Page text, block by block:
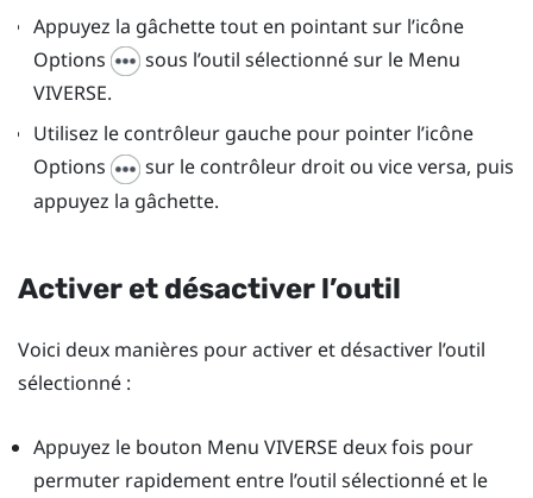
Appuyez la gâchettetout en pointant sur l’icône
Options
sous l’outil sélectionné sur le Menu
VIVERSE.
Utilisez le contrôleur gauche pour pointer l’icône
Options
sur le contrôleur droit ou vice versa, puis
appuyez la gâchette.
Activer et désactiver l’outil
Voici deux manières pour activer et désactiver l’outil
sélectionné :
Appuyez le bouton Menu VIVERSE deux fois pour
permuter rapidement entre l’outil sélectionné et le